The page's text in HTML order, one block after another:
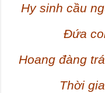
Hy sinh cầu
Đứa
Hoang đàng
Thời